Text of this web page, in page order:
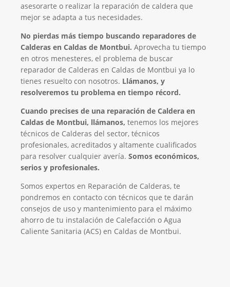
asesorarte o realizar la reparación de caldera que
mejor se adapta a tus necesidades.
No pierdas más tiempo buscando reparadores de
Calderas en Caldas de Montbui. Aprovecha tu tiempo
en otros menesteres, el problema de buscar
reparador de Calderas en Caldas de Montbui ya lo
tienes resuelto con nosotros. Llámanos, y
resolveremos tu problema en tiempo récord.
Cuando precises de una reparación de Caldera en
Caldas de Montbui, llámanos, tenemos los mejores
técnicos de Calderas del sector, técnicos
profesionales, acreditados y altamente cualificados
para resolver cualquier avería. Somos económicos,
serios y profesionales.
Somos expertos en Reparación de Calderas, te
pondremos en contacto con técnicos que te darán
consejos de uso y mantenimiento para el máximo
ahorro de tu instalación de Calefacción o Agua
Caliente Sanitaria (ACS) en Caldas de Montbui.